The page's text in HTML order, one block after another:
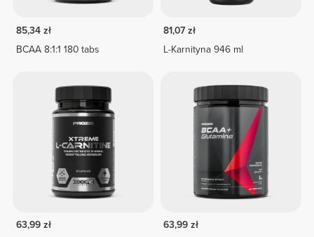
85,34 zł
BCAA 8:1:1 180 tabs
81,07 zł
L-Karnityna 946 ml
63,99 zł
63,99 zł